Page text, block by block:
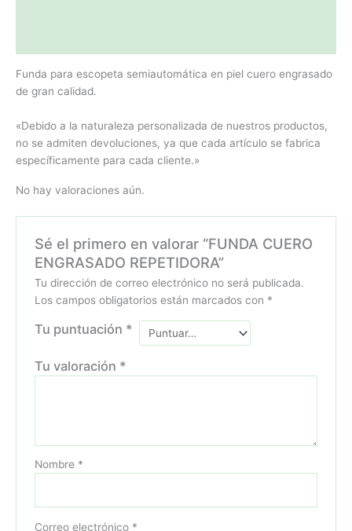
Funda para escopeta semiautomática en piel cuero engrasado
de gran calidad.
«Debido a la naturaleza personalizada de nuestros productos,
no se admiten devoluciones, ya que cada artículo se fabrica
específicamente para cada cliente.»
No hay valoraciones aún.
Sé el primero en valorar “FUNDA CUERO
ENGRASADO REPETIDORA”
Tu dirección de correo electrónico no será publicada.
Los campos obligatorios están marcados con *
Tu puntuación *
Tu valoración *
Nombre *
Correo electrónico *